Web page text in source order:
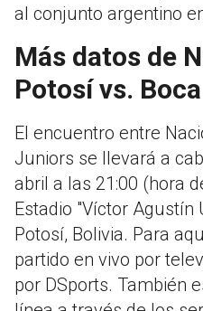
al conjunto argentino
Más datos de
Potosí vs.
El encuentro entre
Juniors se llevará a
abril a las 21:00 (hora
Estadio "Víctor Agustín
Potosí, Bolivia. Para
partido en vivo por
por DSports. También